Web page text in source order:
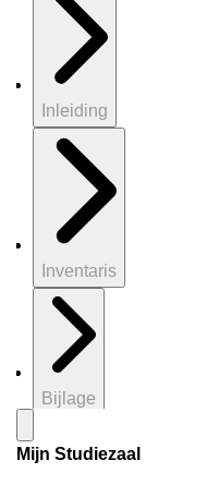
Inleiding
Inventaris
Bijlage
Mijn Studiezaal